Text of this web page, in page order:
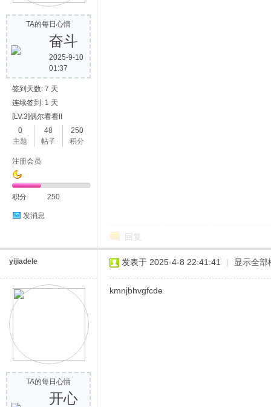
TA的每日心情
奋斗
2025-9-10
01:37
签到天数: 7 天
连续签到: 1 天
[LV.3]偶尔看看II
0
主题
48
帖子
250
积分
注册会员
积分 250
发消息
回复
yijiadele
TA的每日心情
开心
发表于 2025-4-8 22:41:41 | 显示全部
kmnjbhvgfcde